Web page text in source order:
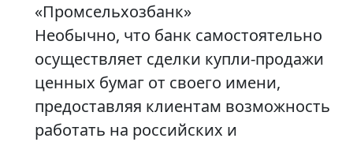
«Промсельхозбанк»
Необычно, что банк самостоятельно
осуществляет сделки купли-продажи
ценных бумаг от своего имени,
предоставляя клиентам возможность
работать на российских и